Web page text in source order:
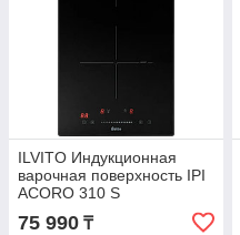
ILVITO Индукционная
варочная поверхность IPI
ACORO 310 S
75 990 ₸